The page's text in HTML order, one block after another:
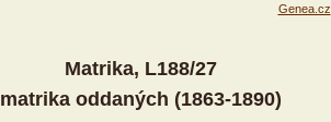
Genea.cz
Matrika, L188/27
matrika oddaných (1863-1890)